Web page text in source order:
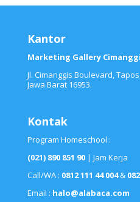
Kantor
Marketing Gallery
Jl. Cimanggis Boulevard,
Jawa Barat 16953.
Kontak
Program Homeschool :
(021) 890 851 90 | Jam Kerja
Call/WA : 0812 111 44 004&
Email : halo@alabaca.com